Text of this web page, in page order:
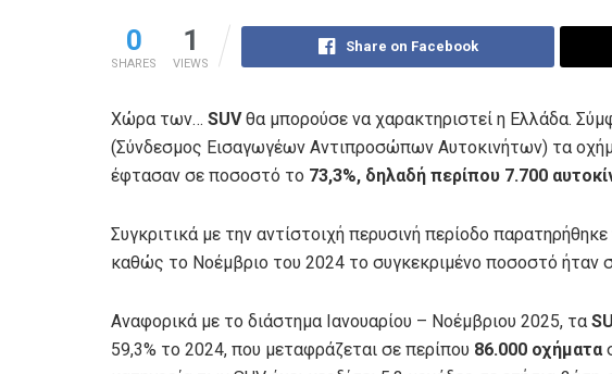
0
SHARES
1
VIEWS
Share on Facebook
Χώρα των… SUVθα μπορούσε να χαρακτηριστεί η Ελλάδα.
(Σύνδεσμος Εισαγωγέων Αντιπροσώπων Αυτοκινήτων) τα
έφτασαν σε ποσοστό το 73,3%, δηλαδή περίπου 7.700
Συγκριτικά με την αντίστοιχή περυσινή περίοδο παρατηρήθηκε
καθώς το Νοέμβριο του 2024 το συγκεκριμένο ποσοστό ήταν
Αναφορικά με το διάστημα Ιανουαρίου – Νοέμβριου 2025, τα
59,3% το 2024, που μεταφράζεται σε περίπου 86.000 οχήματα